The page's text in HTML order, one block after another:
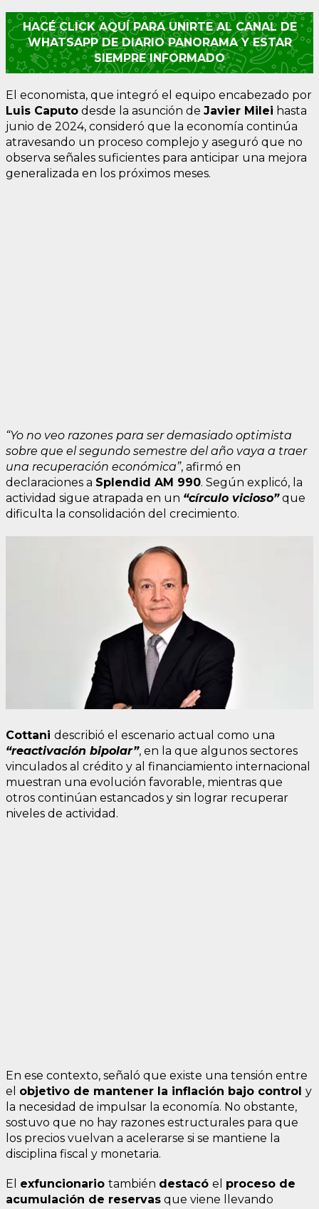
HACÉ CLICK AQUÍ PARA UNIRTE AL CANAL DE
WHATSAPP DE DIARIO PANORAMA Y ESTAR
SIEMPRE INFORMADO
El economista, que integró el equipo encabezado por
Luis Caputo desde la asunción de Javier Milei hasta
junio de 2024, consideró que la economía continúa
atravesando un proceso complejo y aseguró que no
observa señales suficientes para anticipar una mejora
generalizada en los próximos meses.
“Yo no veo razones para ser demasiado optimista
sobre que el segundo semestre del año vaya a traer
una recuperación económica”, afirmó en
declaraciones a Splendid AM 990. Según explicó, la
actividad sigue atrapada en un “círculo vicioso”que
dificulta la consolidación del crecimiento.
Cottani describió el escenario actual como una
“reactivación bipolar”, en la que algunos sectores
vinculados al crédito y al financiamiento internacional
muestran una evolución favorable, mientras que
otros continúan estancados y sin lograr recuperar
niveles de actividad.
En ese contexto, señaló que existe una tensión entre
el objetivo de mantener la inflación bajo control y
la necesidad de impulsar la economía. No obstante,
sostuvo que no hay razones estructurales para que
los precios vuelvan a acelerarse si se mantiene la
disciplina fiscal y monetaria.
El exfuncionario también destacó el proceso de
acumulación de reservas que viene llevando